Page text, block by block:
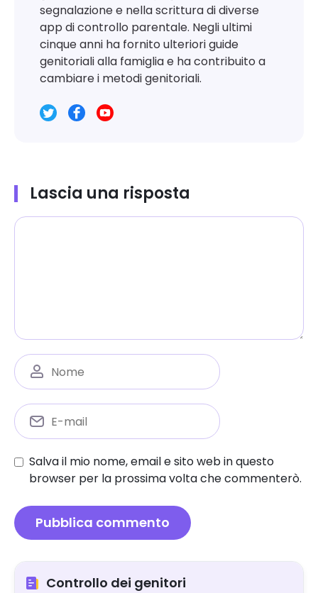
segnalazione e nella scrittura di diverse
app di controllo parentale. Negli ultimi
cinque anni ha fornito ulteriori guide
genitoriali alla famiglia e ha contribuito a
cambiare i metodi genitoriali.
Lascia una risposta
Salva il mio nome, email e sito web in questo
browser per la prossima volta che commenterò.
Controllo dei genitori